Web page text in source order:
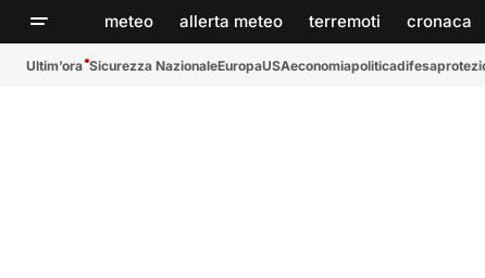
meteo allerta meteo terremoti cronaca
Ultim’ora Sicurezza NazionaleEuropaUSAeconomiapoliticadifesa